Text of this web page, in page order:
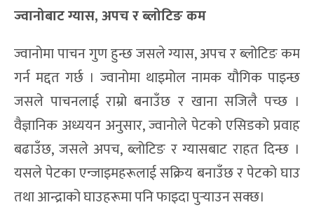
ज्वानोबाट ग्यास, अपच र ब्लोटिङ कम
ज्वानोमा पाचन गुण हुन्छ जसले ग्यास, अपच र ब्लोटिङ कम
गर्न मद्दत गर्छ । ज्वानोमा थाइमोल नामक यौगिक पाइन्छ
जसले पाचनलाई राम्रो बनाउँछ र खाना सजिलै पच्छ ।
वैज्ञानिक अध्ययन अनुसार, ज्वानोले पेटको एसिडको प्रवाह
बढाउँछ, जसले अपच, ब्लोटिङ र ग्यासबाट राहत दिन्छ ।
यसले पेटका एन्जाइमहरूलाई सक्रिय बनाउँछ र पेटको घाउ
तथा आन्द्राको घाउहरूमा पनि फाइदा पुर्‍याउन सक्छ।